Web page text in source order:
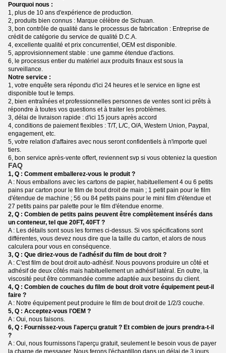
Pourquoi nous :
1, plus de 10 ans d'expérience de production.
2, produits bien connus : Marque célèbre de Sichuan.
3, bon contrôle de qualité dans le processus de fabrication : Entreprise de
crédit de catégorie du service de qualité D.C.A.
4, excellente qualité et prix concurrentiel, OEM est disponible.
5, approvisionnement stable : une gamme étendue d'actions.
6, le processus entier du matériel aux produits finaux est sous la
surveillance.
Notre service :
1, votre enquête sera répondu d'ici 24 heures et le service en ligne est
disponible tout le temps.
2, bien entraînées et professionnelles personnes de ventes sont ici prêts à
répondre à toutes vos questions et à traiter les problèmes.
3, délai de livraison rapide : d'ici 15 jours après accord
4, conditions de paiement flexibles : T/T, L/C, O/A, Western Union, Paypal,
engagement, etc.
5, votre relation d'affaires avec nous seront confidentiels à n'importe quel
tiers.
6, bon service après-vente offert, reviennent svp si vous obteniez la question
FAQ
1, Q : Comment emballerez-vous le produit ?
A : Nous emballons avec les cartons de papier, habituellement 4 ou 6 petits
pains par carton pour le film de bout droit de main ; 1 petit pain pour le film
d'étendue de machine ; 56 ou 84 petits pains pour le mini film d'étendue et
27 petits pains par palette pour le film d'étendue enorme.
2, Q : Combien de petits pains peuvent être complètement insérés dans
un conteneur, tel que 20FT, 40FT ?
A : Les détails sont sous les formes ci-dessus. Si vos spécifications sont
différentes, vous devez nous dire que la taille du carton, et alors de nous
calculera pour vous en conséquence.
3, Q : Que diriez-vous de l'adhésif du film de bout droit ?
A : C'est film de bout droit auto-adhésif. Nous pouvons produire un côté et
adhésif de deux côtés mais habituellement un adhésif latéral. En outre, la
viscosité peut être commandée comme adaptée aux besoins du client.
4, Q : Combien de couches du film de bout droit votre équipement peut-il
faire ?
A : Notre équipement peut produire le film de bout droit de 1/2/3 couche.
5, Q : Acceptez-vous l'OEM ?
A : Oui, nous faisons.
6, Q : Fournissez-vous l'aperçu gratuit ? Et combien de jours prendra-t-il
?
A : Oui, nous fournissons l'aperçu gratuit, seulement le besoin vous de payer
la charge de messager. Nous ferons l'échantillon dans un délai de 3 jours